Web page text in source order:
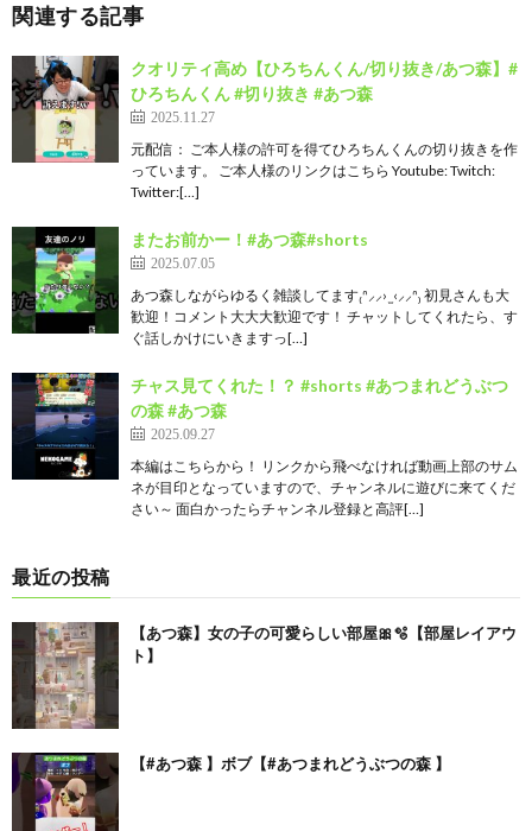
関連する記事
クオリティ高め【ひろちんくん/切り抜き/あつ森】#
ひろちんくん #切り抜き #あつ森
2025.11.27
元配信： ご本人様の許可を得てひろちんくんの切り抜きを作
っています。 ご本人様のリンクはこちら Youtube: Twitch:
Twitter:[…]
またお前かー！#あつ森#shorts
2025.07.05
あつ森しながらゆるく雑談してます₍ᐢ⸝⸝› ̫ ‹⸝⸝ᐢ₎ 初見さんも大
歓迎！コメント大大大歓迎です！ チャットしてくれたら、す
ぐ話しかけにいきますっ[…]
チャス見てくれた！？ #shorts #あつまれどうぶつ
の森 #あつ森
2025.09.27
本編はこちらから！ リンクから飛べなければ動画上部のサム
ネが目印となっていますので、チャンネルに遊びに来てくだ
さい～ 面白かったらチャンネル登録と高評[…]
最近の投稿
【あつ森】女の子の可愛らしい部屋🎀🫧【部屋レイアウ
ト】
【#あつ森 】ボブ【#あつまれどうぶつの森 】